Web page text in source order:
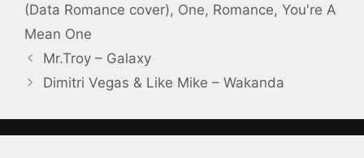
(Data Romance cover), One, Romance, You're A
Mean One
Mr.Troy – Galaxy
Dimitri Vegas & Like Mike – Wakanda